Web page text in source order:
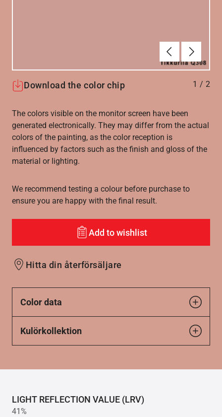
Föregående
Nästa
Download the color chip 1 / 2
The colors visible on the monitor screen have been
generated electronically. They may differ from the actual
colors of the painting, as the color reception is
influenced by factors such as the finish and gloss of the
material or lighting.
We recommend testing a colour before purchase to
ensure you are happy with the final result.
Add to wishlist
Hitta din återförsäljare
Color data
Kulörkollektion
LIGHT REFLECTION VALUE (LRV)
41%